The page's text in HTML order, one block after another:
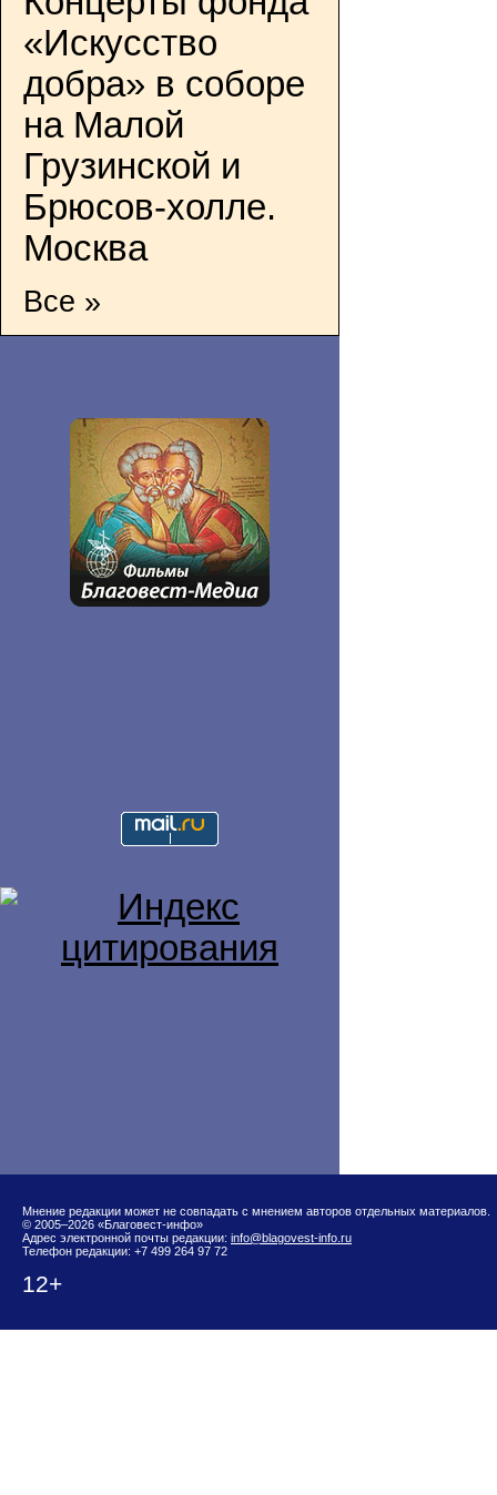
«Искусство
добра» в соборе
на Малой
Грузинской и
Брюсов-холле.
Москва
Все »
Мнение редакции может не совпадать с мнением авторов отдельных материалов.
© 2005–2026 «Благовест-инфо»
Адрес электронной почты редакции: info@blagovest-info.ru
Телефон редакции: +7 499 264 97 72
12+